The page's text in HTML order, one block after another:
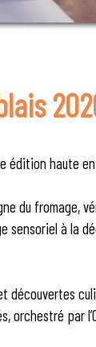
édition haute
du fromage,
sensoriel à la
découvertes
orchestré par